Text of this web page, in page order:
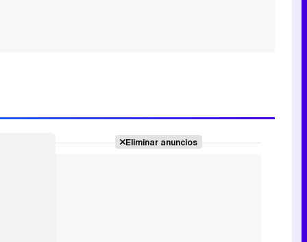
Eliminar anuncios